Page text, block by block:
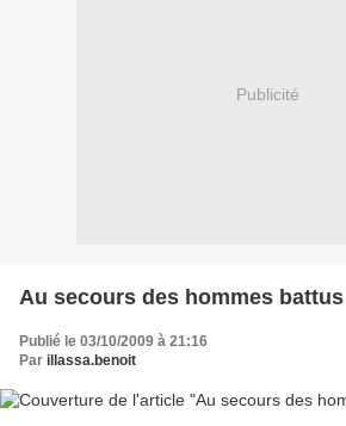
Publicité
Au secours des hommes
Publié le 03/10/2009 à 21:16
Par illassa.benoit